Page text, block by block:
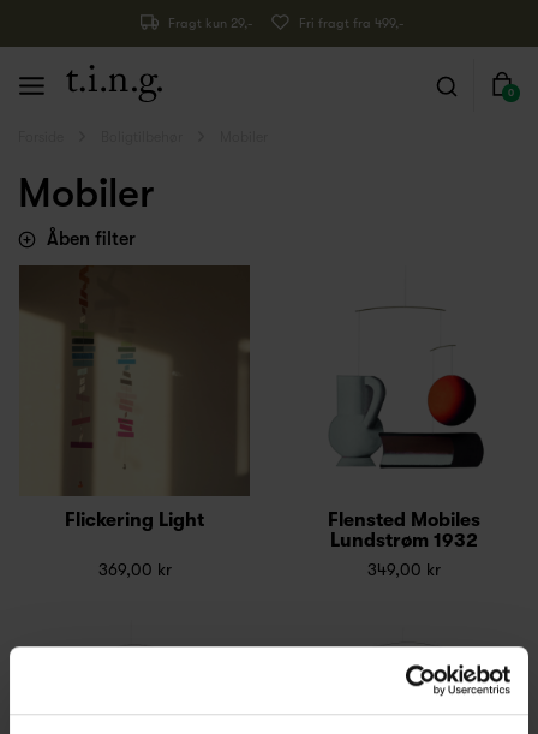
Fragt kun 29,- Fri fragt fra 499,-
0
Mobiler
Åben filter
Flickering Light
369,00 kr
Flensted Mobiles
Lundstrøm 1932
349,00 kr